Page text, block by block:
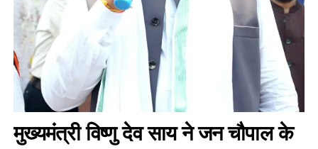
मुख्यमंत्री विष्णु देव साय ने जन चौपाल के